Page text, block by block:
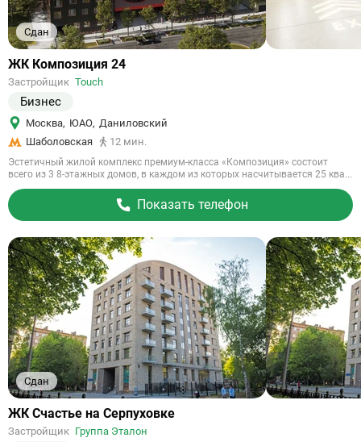
Сдан
Ссылка
объект
ЖК Композиция 24
Застройщик Touch
Бизнес
Москва, ЮАО, Даниловский
Шаболовская
12 мин.
Эстетичный жилой комплекс премиум-класса «Композиция» состоит
всего из 3 8-этажных домов, в каждом из которых насчитывается 25 ква...
Показать телефон
Сдан
Ссылка
объект
ЖК Счастье на Серпуховке
Застройщик Группа Эталон